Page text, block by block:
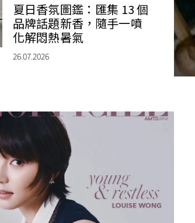
夏日香氛圖鑑：匯集 13 個
品牌話題新香，隨手一噴
化解悶熱暑氣
26.07.2026